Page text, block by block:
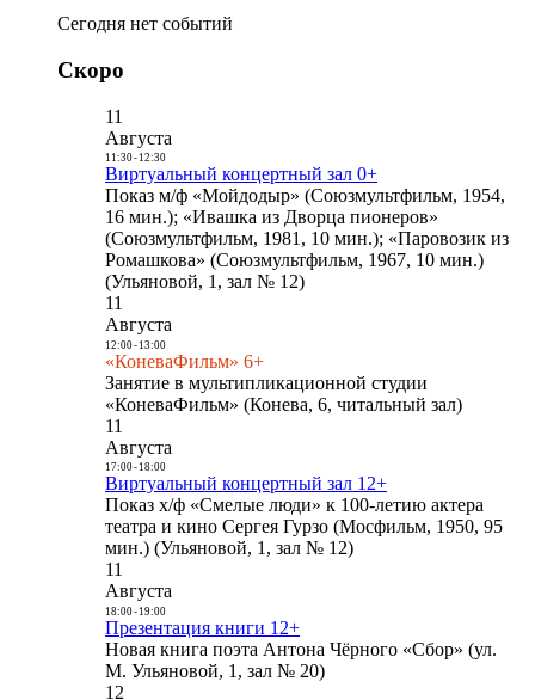
Сегодня нет событий
Скоро
11
Августа
11:30- 12:30
Виртуальный концертный зал 0+
Показ м/ф «Мойдодыр» (Союзмультфильм, 1954,
16 мин.); «Ивашка из Дворца пионеров»
(Союзмультфильм, 1981, 10 мин.); «Паровозик из
Ромашкова» (Союзмультфильм, 1967, 10 мин.)
(Ульяновой, 1, зал № 12)
11
Августа
12:00- 13:00
«КоневаФильм» 6+
Занятие в мультипликационной студии
«КоневаФильм» (Конева, 6, читальный зал)
11
Августа
17:00- 18:00
Виртуальный концертный зал 12+
Показ х/ф «Смелые люди» к 100-летию актера
театра и кино Сергея Гурзо (Мосфильм, 1950, 95
мин.) (Ульяновой, 1, зал № 12)
11
Августа
18:00- 19:00
Презентация книги 12+
Новая книга поэта Антона Чёрного «Сбор» (ул.
М. Ульяновой, 1, зал № 20)
12